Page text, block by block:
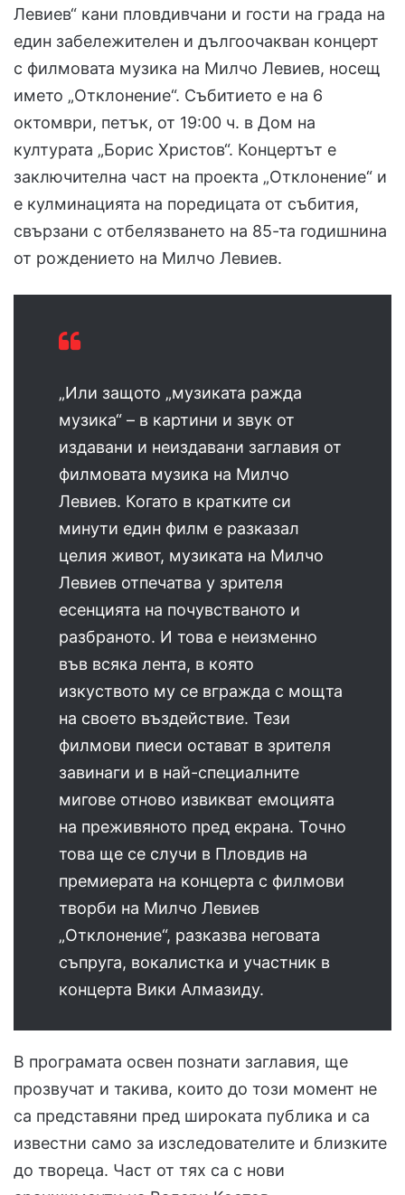
Левиев“ кани пловдивчани и гости на града на
един забележителен и дългоочакван концерт
с филмовата музика на Милчо Левиев, носещ
името „Отклонение“. Събитието е на 6
октомври, петък, от 19:00 ч. в Дом на
културата „Борис Христов“. Концертът е
заключителна част на проекта „Отклонение“ и
е кулминацията на поредицата от събития,
свързани с отбелязването на 85-та годишнина
от рождението на Милчо Левиев.
„Или защото „музиката ражда
музика“ – в картини и звук от
издавани и неиздавани заглавия от
филмовата музика на Милчо
Левиев. Когато в кратките си
минути един филм е разказал
целия живот, музиката на Милчо
Левиев отпечатва у зрителя
есенцията на почувстваното и
разбраното. И това е неизменно
във всяка лента, в която
изкуството му се вгражда с мощта
на своето въздействие. Тези
филмови пиеси остават в зрителя
завинаги и в най-специалните
мигове отново извикват емоцията
на преживяното пред екрана. Точно
това ще се случи в Пловдив на
премиерата на концерта с филмови
творби на Милчо Левиев
„Отклонение“, разказва неговата
съпруга, вокалистка и участник в
концерта Вики Алмазиду.
В програмата освен познати заглавия, ще
прозвучат и такива, които до този момент не
са представяни пред широката публика и са
известни само за изследователите и близките
до твореца. Част от тях са с нови